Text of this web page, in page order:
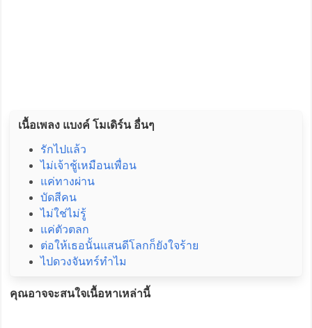
เนื้อเพลง แบงค์ โมเดิร์น อื่นๆ
รักไปแล้ว
ไม่เจ้าชู้เหมือนเพื่อน
แค่ทางผ่าน
บัดสีคน
ไม่ใช่ไม่รู้
แค่ตัวตลก
ต่อให้เธอนั้นแสนดีโลกก็ยังใจร้าย
ไปดวงจันทร์ทำไม
คุณอาจจะสนใจเนื้อหาเหล่านี้